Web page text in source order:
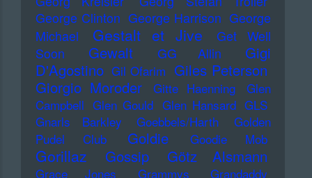
George Clinton George Harrison George
Michael
Gestalt et Jive
Get Well
Soon
Gewalt GG Allin
Gigi
D'Agostino Gil Ofarim Giles Peterson
Giorgio Moroder
Gitte Haenning
Glen
Campbell Glen Gould Glen Hansard GLS
Gnarls Barkley
Goebbels/Harth
Golden
Pudel Club
Goldie Goodie Mob
Gorillaz Gossip Götz Alsmann
Grace Jones Grammys
Grandaddy